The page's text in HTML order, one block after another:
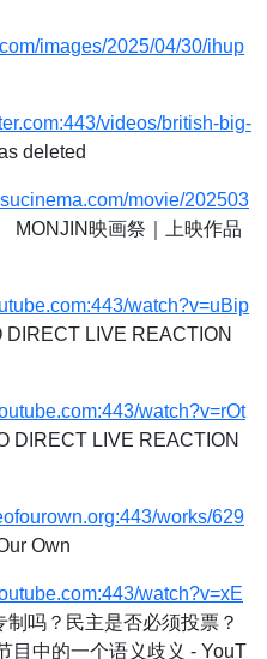
images/2025/04/30/ihup
videos/british-big-
deleted
movie/202503
映画祭｜上映作品
watch?v=uBip
LIVE REACTION
watch?v=rOt
DIRECT LIVE REACTION
works/629
Own
watch?v=xE
吗？民主是否必须投票？
目中的一个语义歧义 - YouT